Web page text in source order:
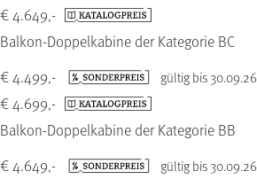
Balkon-Doppelkabine der Kategorie BC
€ 4.649,-
Balkon-Doppelkabine der Kategorie BB
€ 4.499,- gültig bis 30.09.26
€ 4.699,-
€ 4.649,- gültig bis 30.09.26